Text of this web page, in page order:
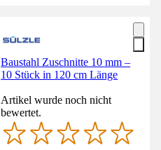
Baustahl Zuschnitte 10 mm –
10 Stück in 120 cm Länge
Artikel wurde noch nicht
bewertet.